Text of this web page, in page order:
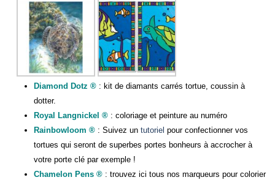
Diamond Dotz ® : kit de diamants carrés tortue, coussin à
dotter.
Royal Langnickel ® : coloriage et peinture au numéro
Rainbowloom ® : Suivez un tutoriel pour confectionner vos
tortues qui seront de superbes portes bonheurs à accrocher à
votre porte clé par exemple !
Chamelon Pens ® : trouvez ici tous nos marqueurs pour colorier